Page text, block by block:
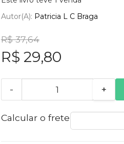
Autor(a): Patricia L C Braga
R$ 37,64
R$ 29,80
- +
Calcular o frete